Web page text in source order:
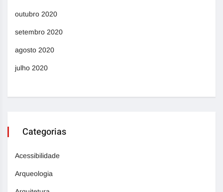
outubro 2020
setembro 2020
agosto 2020
julho 2020
Categorias
Acessibilidade
Arqueologia